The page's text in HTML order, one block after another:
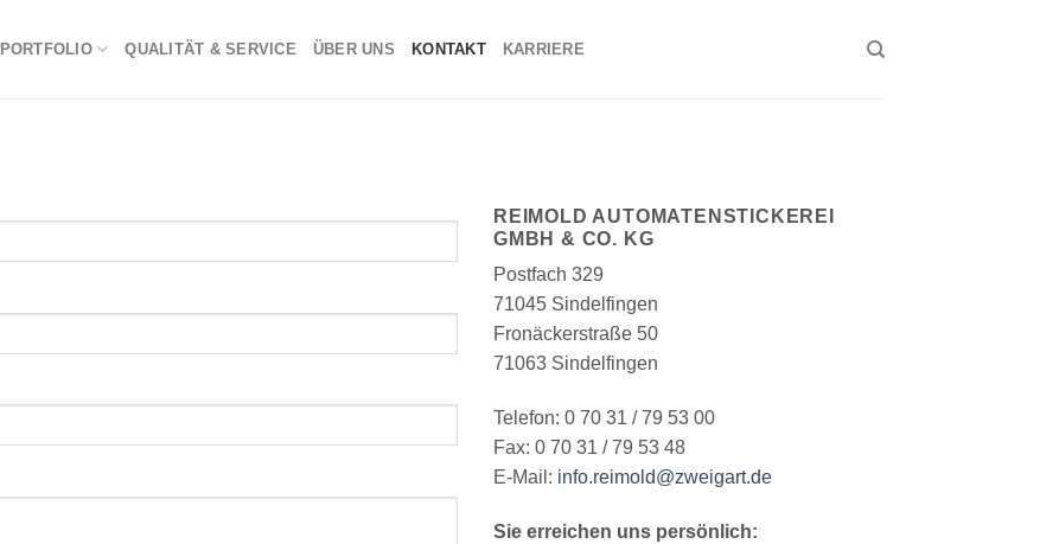
PORTFOLIO QUALITÄT & SERVICE ÜBER UNS KONTAKT KARRIERE
REIMOLD AUTOMATENSTICKEREI
GMBH & CO. KG
Postfach 329
71045 Sindelfingen
Fronäckerstraße 50
71063 Sindelfingen
Telefon: 0 70 31 / 79 53 00
Fax: 0 70 31 / 79 53 48
E-Mail: info.reimold@zweigart.de
Sie erreichen uns persönlich: